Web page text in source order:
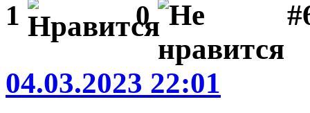
1 0
04.03.2023 22:01